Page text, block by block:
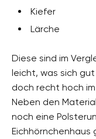
Kiefer
Lärche
Diese sind im
leicht, was sich
doch recht hoch
Neben den
noch eine